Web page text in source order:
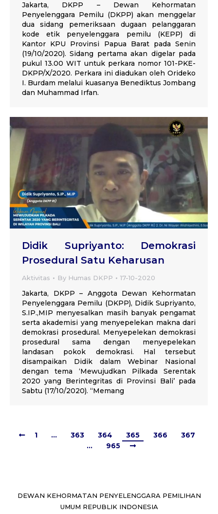
Jakarta, DKPP – Dewan Kehormatan
Penyelenggara Pemilu (DKPP) akan menggelar
dua sidang pemeriksaan dugaan pelanggaran
kode etik penyelenggara pemilu (KEPP) di
Kantor KPU Provinsi Papua Barat pada Senin
(19/10/2020). Sidang pertama akan digelar pada
pukul 13.00 WIT untuk perkara nomor 101-PKE-
DKPP/X/2020. Perkara ini diadukan oleh Orideko
I. Burdam melalui kuasanya Benediktus Jombang
dan Muhammad Irfan.
Didik Supriyanto: Demokrasi
Prosedural Satu Keharusan
Aktivitas By Humas DKPP 17-10-2020
Jakarta, DKPP – Anggota Dewan Kehormatan
Penyelenggara Pemilu (DKPP), Didik Supriyanto,
S.IP.,MIP menyesalkan masih banyak pengamat
serta akademisi yang menyepelekan makna dari
demokrasi prosedural. Menyepelekan demokrasi
prosedural sama dengan menyepelekan
landasan pokok demokrasi. Hal tersebut
disampaikan Didik dalam Webinar Nasional
dengan tema ‘Mewujudkan Pilkada Serentak
2020 yang Berintegritas di Provinsi Bali’ pada
Sabtu (17/10/2020). “Memang
1 … 363 364 365 366
367
…
965
DEWAN KEHORMATAN PENYELENGGARA PEMILIHAN
UMUM REPUBLIK INDONESIA